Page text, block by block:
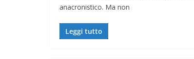
anacronistico. Ma non
Leggi tutto